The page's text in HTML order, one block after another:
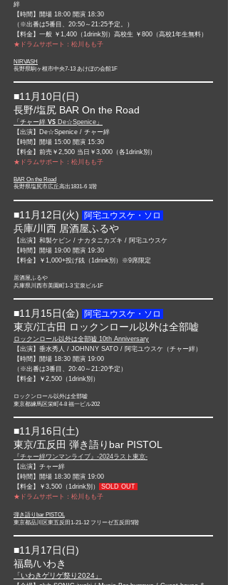
絆
【時間】開場 18:00 開演 18:30
​（※出番は5番目、20:50～21:25予定。）
【料金】一般 ￥1,400 （1drink別） 高校生 ￥800（高校1年生無料）
★ドラムサポート：松川もも子
NIRVASH
長野県駒ヶ根市中央7-13 あけぼの会館1F
■11月10日(日)​
長野/塩尻 BAR On the Road
「チャー絆 VS De☆Spenice 」
【出演】De☆Spenice / チャー絆
【時間】開場 15:00 開演 15:30
【料金】前売￥2,500 当日￥3,000（各1drink別）
★ドラムサポート：松川もも子
BAR On the Road
長野県塩尻市広丘高出1831-6 1階
■11月12日(火)​ 阿宅ユウスケ・ソロ
兵庫/川西 居酒屋ふるや
【出演】和製ケビン / ナカタニカズキ / 阿宅ユウスケ
【時間】開場 19:00 開演 19:30
【料金】￥1,000+投げ銭（1drink別）※9席限定
居酒屋ふるや
兵庫県川西市美園町1-3 宝泉ビル1F
■11月15日(金)​ 阿宅ユウスケ・ソロ
東京/江古田 ロックンロール以外は全部嘘
ロックンロール以外は全部嘘 10th Anniversary
【出演】垂水秀人 / JOHNNY SATO / 阿宅ユウスケ（チャー絆）
【時間】開場 18:30 開演 19:00
​（※出番は3番目、20:40～21:20予定）
【料金】￥2,500（1drink別）
ロックンロール以外は全部嘘
東京都練馬区栄町4-8 福一ビル202
■11 月16日(土)​
東京/五反田 弾き語りbar PISTOL
『チャー絆ワンマンライブ』-2024ラスト東京-
【出演】チャー絆
【時間】開場 18:30 開演 19:00
【料金】￥3,500（1drink別）
SOLD OUT
★ドラムサポート：松川もも子
弾き語りbar PISTOL
東京都品川区東五反田1-21-12 フリーゼ五反田5階
■11月17日(日)​
福島/いわき
「いわきゲリゲ祭り2024」